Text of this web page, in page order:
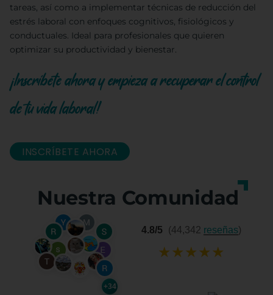
tareas, así como a implementar técnicas de reducción del
estrés laboral con enfoques cognitivos, fisiológicos y
conductuales. Ideal para profesionales que quieren
optimizar su productividad y bienestar.
¡Inscríbete ahora y empieza a recuperar el control
de tu vida laboral!
INSCRÍBETE AHORA
Nuestra Comunidad
+34
4.8/5 (44,342 reseñas)
★★★★★